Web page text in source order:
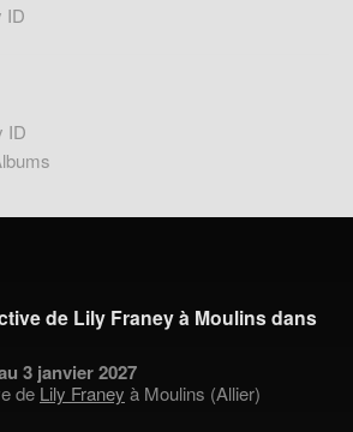
ID
ID
de Lily Franey à Moulins dans
3 janvier 2027
de Lily Franey à Moulins (Allier)